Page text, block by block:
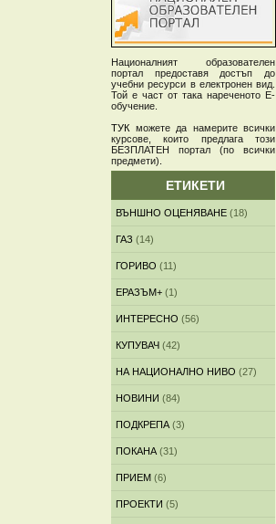
Националният образователен
портал предоставя достъп до
учебни ресурси в електронен вид.
Той е част от така нареченото Е-
обучение.
ТУКможете да намерите всички
курсове, които предлага този
БЕЗПЛАТЕН портал (по всички
предмети).
ЕТИКЕТИ
ВЪНШНО ОЦЕНЯВАНЕ (18)
ГАЗ (14)
ГОРИВО (11)
ЕРАЗЪМ+ (1)
ИНТЕРЕСНО (56)
КУПУВАЧ (42)
НА НАЦИОНАЛНО НИВО (27)
НОВИНИ (84)
ПОДКРЕПА (3)
ПОКАНА (31)
ПРИЕМ (6)
ПРОЕКТИ (5)